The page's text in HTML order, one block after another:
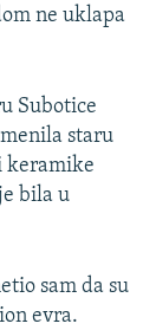
ne uklapa
Subotice
staru
keramike
bila u
sam da su
evra.